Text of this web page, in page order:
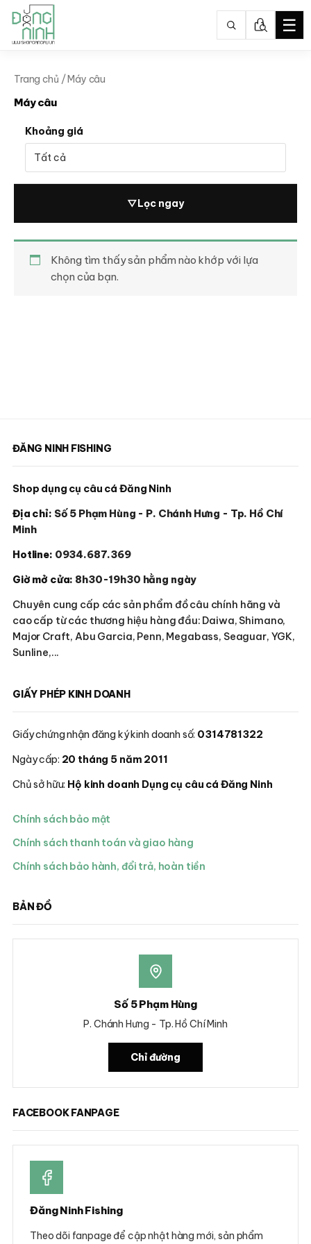
dung
☰
Trang chủ / Máy câu
Máy câu
Khoảng giá
▽Lọc ngay
Không tìm thấy sản phẩm nào khớp với lựa
chọn của bạn.
ĐĂNG NINH FISHING
Shop dụng cụ câu cá Đăng Ninh
Địa chỉ: Số 5 Phạm Hùng - P. Chánh Hưng - Tp. Hồ Chí
Minh
Hotline: 0934.687.369
Giờ mở cửa: 8h30-19h30 hằng ngày
Chuyên cung cấp các sản phẩm đồ câu chính hãng và
cao cấp từ các thương hiệu hàng đầu: Daiwa, Shimano,
Major Craft, Abu Garcia, Penn, Megabass, Seaguar, YGK,
Sunline,...
GIẤY PHÉP KINH DOANH
Giấy chứng nhận đăng ký kinh doanh số: 0314781322
Ngày cấp: 20 tháng 5 năm 2011
Chủ sở hữu: Hộ kinh doanh Dụng cụ câu cá Đăng Ninh
Chính sách bảo mật
Chính sách thanh toán và giao hàng
Chính sách bảo hành, đổi trả, hoàn tiền
BẢN ĐỒ
Số 5 Phạm Hùng
P. Chánh Hưng - Tp. Hồ Chí Minh
Chỉ đường
FACEBOOK FANPAGE
Đăng Ninh Fishing
Theo dõi fanpage để cập nhật hàng mới, sản phẩm